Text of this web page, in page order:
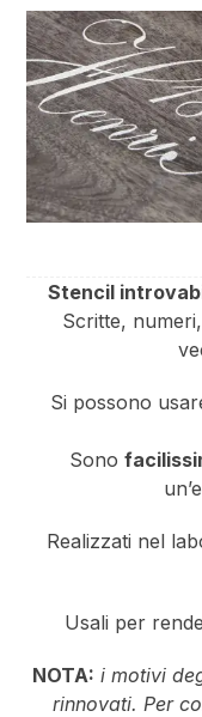
Stencil
Scritte,
Si possono
Sono
Realizzati nel
Usali per
NOTA: i motivi
rinnovati. Per